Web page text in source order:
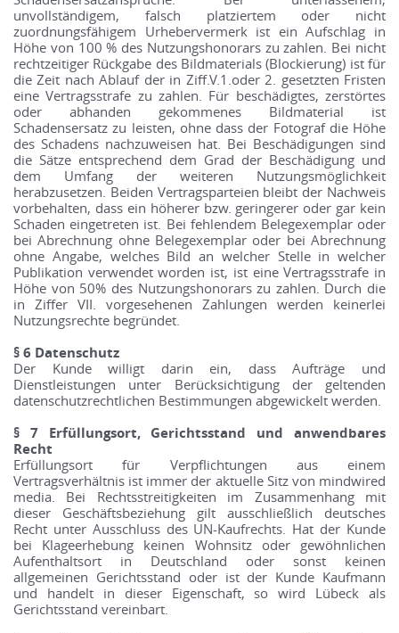
unvollständigem, falsch platziertem oder nicht
zuordnungsfähigem Urhebervermerk ist ein Aufschlag in
Höhe von 100 % des Nutzungshonorars zu zahlen. Bei nicht
rechtzeitiger Rückgabe des Bildmaterials (Blockierung) ist für
die Zeit nach Ablauf der in Ziff.V.1.oder 2. gesetzten Fristen
eine Vertragsstrafe zu zahlen. Für beschädigtes, zerstörtes
oder abhanden gekommenes Bildmaterial ist
Schadensersatz zu leisten, ohne dass der Fotograf die Höhe
des Schadens nachzuweisen hat. Bei Beschädigungen sind
die Sätze entsprechend dem Grad der Beschädigung und
dem Umfang der weiteren Nutzungsmöglichkeit
herabzusetzen. Beiden Vertragsparteien bleibt der Nachweis
vorbehalten, dass ein höherer bzw. geringerer oder gar kein
Schaden eingetreten ist. Bei fehlendem Belegexemplar oder
bei Abrechnung ohne Belegexemplar oder bei Abrechnung
ohne Angabe, welches Bild an welcher Stelle in welcher
Publikation verwendet worden ist, ist eine Vertragsstrafe in
Höhe von 50% des Nutzungshonorars zu zahlen. Durch die
in Ziffer VII. vorgesehenen Zahlungen werden keinerlei
Nutzungsrechte begründet.
§ 6 Datenschutz
Der Kunde willigt darin ein, dass Aufträge und
Dienstleistungen unter Berücksichtigung der geltenden
datenschutzrechtlichen Bestimmungen abgewickelt werden.
§ 7 Erfüllungsort, Gerichtsstand und anwendbares
Recht
Erfüllungsort für Verpflichtungen aus einem
Vertragsverhältnis ist immer der aktuelle Sitz von mindwired
media. Bei Rechtsstreitigkeiten im Zusammenhang mit
dieser Geschäftsbeziehung gilt ausschließlich deutsches
Recht unter Ausschluss des UN-Kaufrechts. Hat der Kunde
bei Klageerhebung keinen Wohnsitz oder gewöhnlichen
Aufenthaltsort in Deutschland oder sonst keinen
allgemeinen Gerichtsstand oder ist der Kunde Kaufmann
und handelt in dieser Eigenschaft, so wird Lübeck als
Gerichtsstand vereinbart.